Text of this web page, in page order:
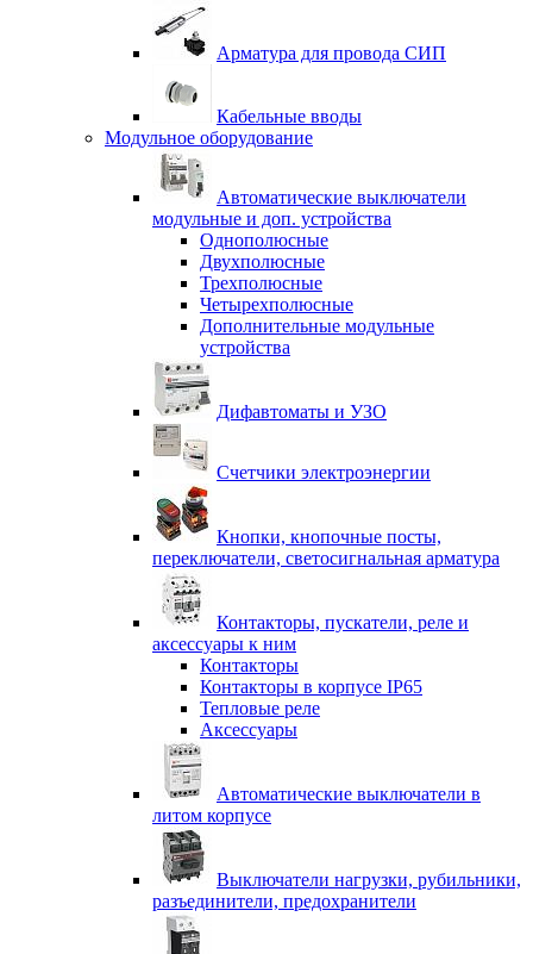
Арматура для провода СИП
Кабельные вводы
Модульное оборудование
Автоматические выключатели
модульные и доп. устройства
Однополюсные
Двухполюсные
Трехполюсные
Четырехполюсные
Дополнительные модульные
устройства
Дифавтоматы и УЗО
Счетчики электроэнергии
Кнопки, кнопочные посты,
переключатели, светосигнальная арматура
Контакторы, пускатели, реле и
аксессуары к ним
Контакторы
Контакторы в корпусе IP65
Тепловые реле
Аксессуары
Автоматические выключатели в
литом корпусе
Выключатели нагрузки, рубильники,
разъединители, предохранители